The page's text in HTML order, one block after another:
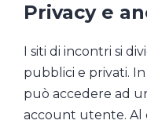
Privacy e
I siti di incontri si
pubblici e privati.
può accedere ad
account utente. Al